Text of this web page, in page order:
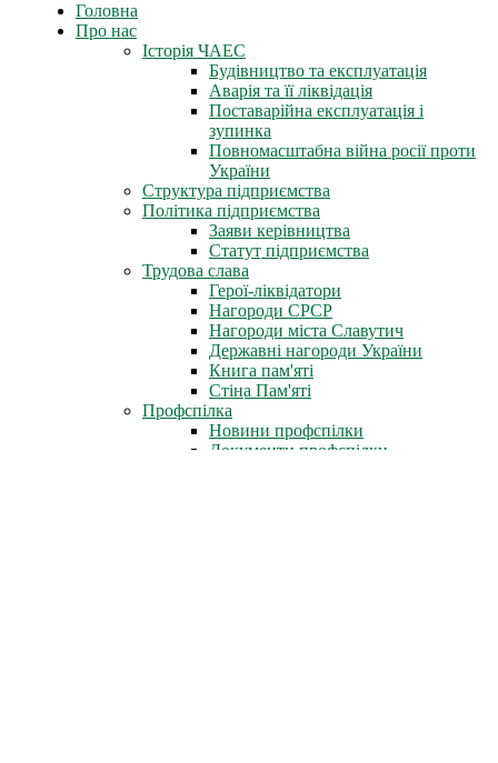
Головна
Про нас
Історія ЧАЕС
Будівництво та експлуатація
Аварія та її ліквідація
Поставарійна експлуатація і
зупинка
Повномасштабна війна росії проти
України
Структура підприємства
Політика підприємства
Заяви керівництва
Статут підприємства
Трудова слава
Герої-ліквідатори
Нагороди СРСР
Нагороди міста Славутич
Державні нагороди України
Книга пам'яті
Стіна Пам'яті
Профспілка
Новини профспілки
Документи профспілки